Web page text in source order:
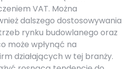
VAT. Można
dalszego dostosowywania
rynku budowlanego oraz
może wpłynąć na
działających w tej branży.